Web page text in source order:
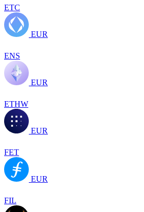
ETC
EUR
ENS
EUR
ETHW
EUR
FET
EUR
FIL